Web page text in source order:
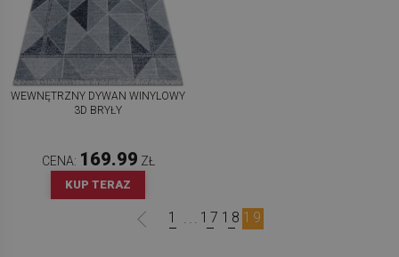
WEWNĘTRZNY DYWAN WINYLOWY
3D BRYŁY
CENA: 169.99 ZŁ
KUP TERAZ
1 ... 17 18 19